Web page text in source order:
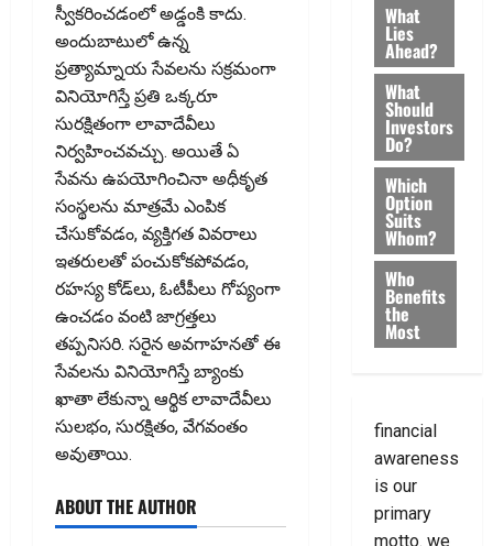
స్వీకరించడంలో అడ్డంకి కాదు.
అందుబాటులో ఉన్న
ప్రత్యామ్నాయ సేవలను సక్రమంగా
వినియోగిస్తే ప్రతి ఒక్కరూ
సురక్షితంగా లావాదేవీలు
నిర్వహించవచ్చు. అయితే ఏ
సేవను ఉపయోగించినా అధీకృత
సంస్థలను మాత్రమే ఎంపిక
చేసుకోవడం, వ్యక్తిగత వివరాలు
ఇతరులతో పంచుకోకపోవడం,
రహస్య కోడ్‌లు, ఓటీపీలు గోప్యంగా
ఉంచడం వంటి జాగ్రత్తలు
తప్పనిసరి. సరైన అవగాహనతో ఈ
సేవలను వినియోగిస్తే బ్యాంకు
ఖాతా లేకున్నా ఆర్థిక లావాదేవీలు
సులభం, సురక్షితం, వేగవంతం
అవుతాయి.
ABOUT THE AUTHOR
What
Lies
Ahead?
What
Should
Investors
Do?
Which
Option
Suits
Whom?
Who
Benefits
the
Most
financial
awareness
is our
primary
motto. we